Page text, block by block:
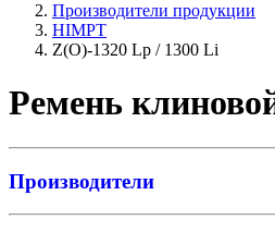
Производители продукции
HIMPT
Z(О)-1320 Lp / 1300 Li
Ремень
Производители